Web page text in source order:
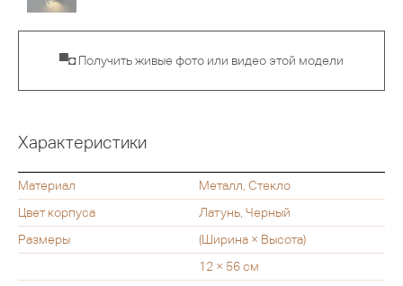
▀◘ Получить живые фото или видео этой модели
Характеристики
Материал
Металл, Стекло
Цвет корпуса
Латунь, Черный
Размеры
(Ширина × Высота)
12 × 56 см